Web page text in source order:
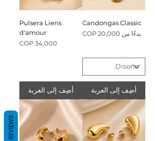
Candongas Classic
بدءًا من
سعر البيع
أضِف إلى العربة
Pulsera Liens
d'amour
السعر
أضِف إلى العربة
REVIEWS